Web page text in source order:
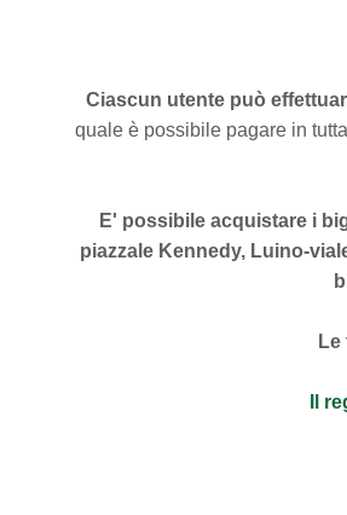
Ciascun utente può
quale è possibile pagare in
E' possibile acquistare i
piazzale Kennedy, Luino-
Il